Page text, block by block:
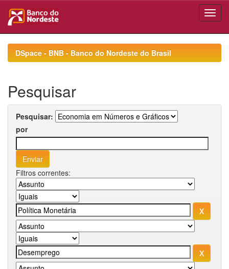
navigationDSpace - BNB - Banco do Nordeste do Brasil
Pesquisar
Pesquisar:
por
Filtros correntes: